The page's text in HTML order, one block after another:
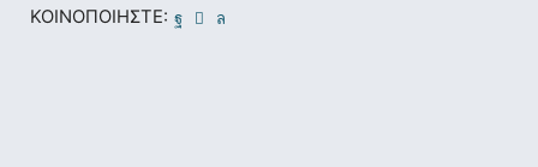
ΚΟΙΝΟΠΟΙΉΣΤΕ: